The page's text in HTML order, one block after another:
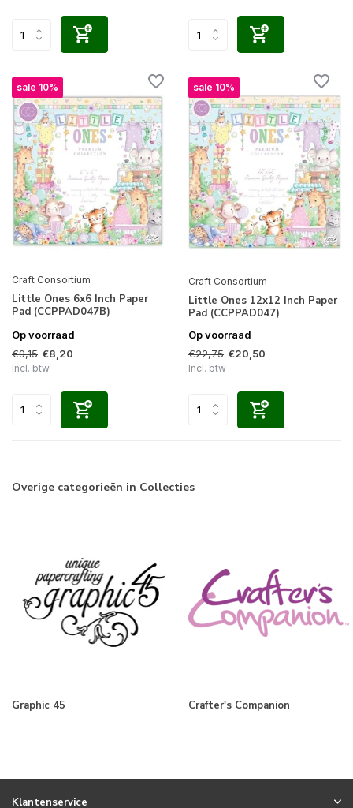
sale 10%
Craft Consortium
Little Ones 6x6 Inch Paper
Pad (CCPPAD047B)
Op voorraad
€9,15 €8,20
Incl. btw
sale 10%
Craft Consortium
Little Ones 12x12 Inch Paper
Pad (CCPPAD047)
Op voorraad
€22,75 €20,50
Incl. btw
Overige categorieën in Collecties
Graphic 45 Crafter's Companion
Klantenservice